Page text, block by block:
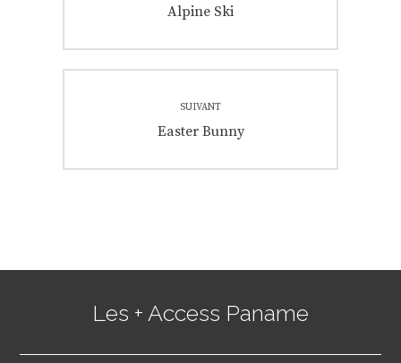
l’article
Previous
Alpine Ski
SUIVANT
Next
Easter Bunny
Les + Access Paname